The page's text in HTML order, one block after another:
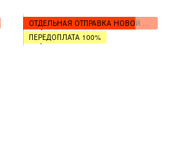
ОТДЕЛЬНАЯ ОТПРАВКА НОВОЙ ПОЧТОЙ
ПЕРЕДОПЛАТА 100%